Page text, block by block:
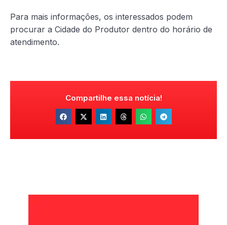
Para mais informações, os interessados podem
procurar a Cidade do Produtor dentro do horário de
atendimento.
Compartilhe essa notícia!